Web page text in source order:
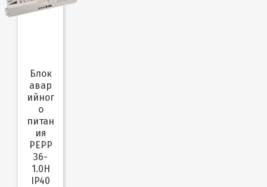
Блок
авар
ийног
о
питан
ия
PEPP
36-
1.0H
IP40